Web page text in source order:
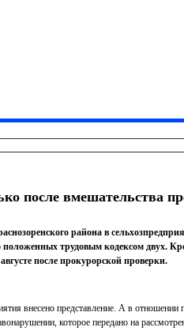
после вмешательства
района в
положенных трудовым кодексом двух.
после прокурорской проверки.
внесено представление. А в
которое передано на